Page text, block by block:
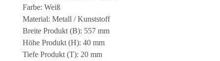
Farbe: Weiß
Material: Metall / Kunststoff
Breite Produkt (B): 557 mm
Höhe Produkt (H): 40 mm
Tiefe Produkt (T): 20 mm